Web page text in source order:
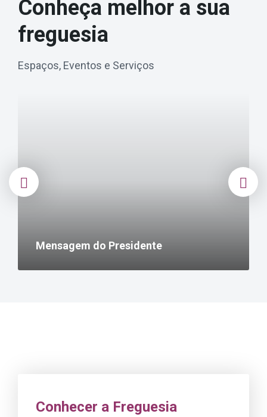
Conheça melhor a sua
freguesia
Espaços, Eventos e Serviços
Mensagem do Presidente
Conhecer a Freguesia